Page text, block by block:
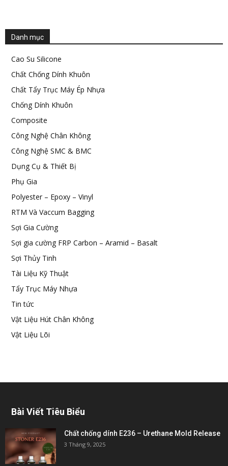
Danh mục
Cao Su Silicone
Chất Chống Dính Khuôn
Chất Tẩy Trục Máy Ép Nhựa
Chống Dính Khuôn
Composite
Công Nghệ Chân Không
Công Nghệ SMC & BMC
Dụng Cụ & Thiết Bị
Phụ Gia
Polyester – Epoxy – Vinyl
RTM Và Vaccum Bagging
Sợi Gia Cường
Sợi gia cường FRP Carbon – Aramid – Basalt
Sợi Thủy Tinh
Tài Liệu Kỹ Thuật
Tẩy Trục Máy Nhựa
Tin tức
Vật Liệu Hút Chân Không
Vật Liệu Lõi
Bài Viết Tiêu Biểu
Chất chống dính E236 – Urethane Mold Release
3 Tháng 9, 2025